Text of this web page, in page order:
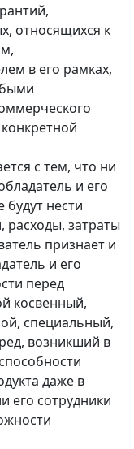
относящихся к
в его рамках,
с тем, что ни
и его
нести
расходы, затраты
признает и
и его
перед
косвенный,
специальный,
возникший в
даже в
его сотрудники